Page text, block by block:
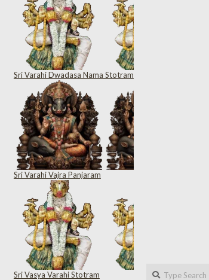
Sri Varahi Dwadasa Nama Stotram
Sri Varahi Vajra Panjaram
Sri Vasya Varahi Stotram